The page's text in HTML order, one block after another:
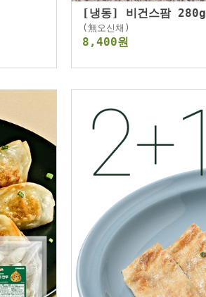
[냉동] 비건스팜 280g
(無오신채)
8,400원